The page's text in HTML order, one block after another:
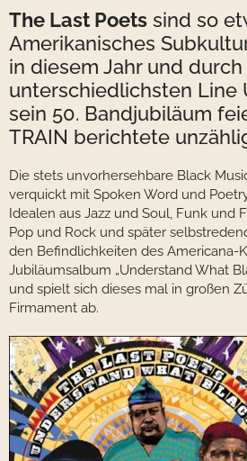
The Last Poets sind so
Amerikanisches
in diesem Jahr und
unterschiedlichsten Line
sein 50. Bandjubiläum
TRAIN berichtete
Die stets unvorhersehbare Black
verquickt mit Spoken Word und
Idealen aus Jazz und Soul, Funk und
Pop und Rock und später
den Befindlichkeiten des Americana-
Jubiläumsalbum „Understand What
und spielt sich dieses mal in großen
Firmament ab.